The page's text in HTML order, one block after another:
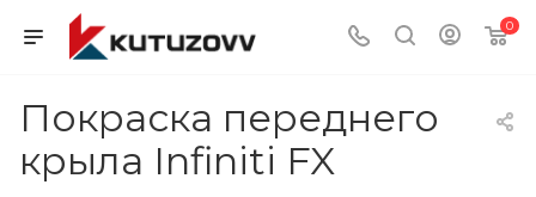
0
Покраска переднего
крыла Infiniti FX